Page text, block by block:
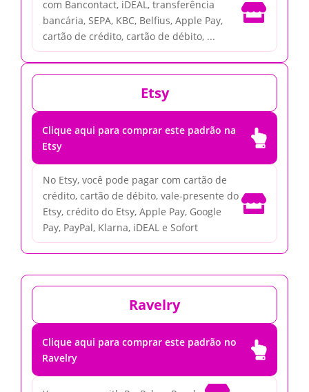
com Bancontact, iDEAL, transferência
bancária, SEPA, KBC, Belfius, Apple Pay,
cartão de crédito, cartão de débito, ...

Etsy
Clique aqui para comprar este padrão na
Etsy

No Etsy, você pode pagar com cartão de
crédito, cartão de débito, vale-presente do
Etsy, crédito do Etsy, Apple Pay, Google
Pay, PayPal, Klarna, iDEAL e Sofort

Ravelry
Clique aqui para comprar este padrão no
Ravelry
